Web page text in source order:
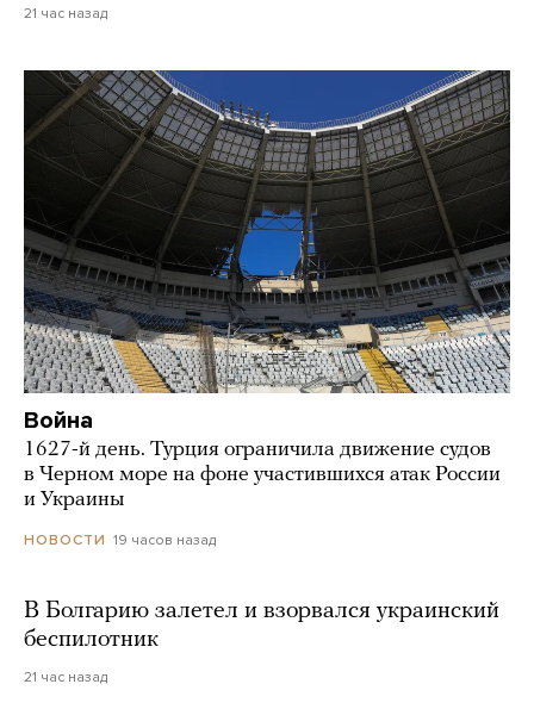
21 час назад
Война
1627-й день. Турция ограничила движение судов
в Черном море на фоне участившихся атак России
и Украины
НОВОСТИ 19 часов назад
В Болгарию залетел и взорвался украинский
беспилотник
21 час назад